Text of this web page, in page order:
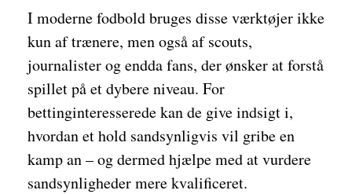
I moderne fodbold bruges disse værktøjer ikke
kun af trænere, men også af scouts,
journalister og endda fans, der ønsker at forstå
spillet på et dybere niveau. For
bettinginteresserede kan de give indsigt i,
hvordan et hold sandsynligvis vil gribe en
kamp an – og dermed hjælpe med at vurdere
sandsynligheder mere kvalificeret.